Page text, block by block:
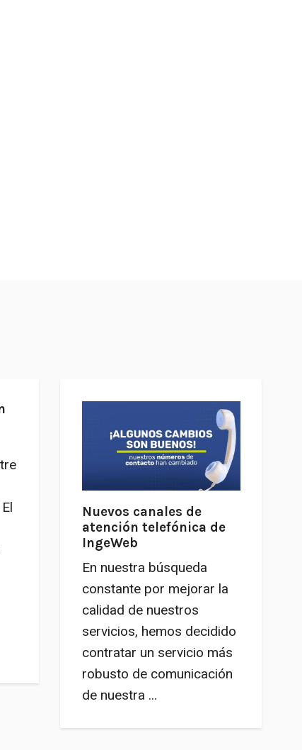
Nuevos canales de
atención telefónica de
IngeWeb
En nuestra búsqueda
constante por mejorar la
calidad de nuestros
servicios, hemos decidido
contratar un servicio más
robusto de comunicación
de nuestra ...